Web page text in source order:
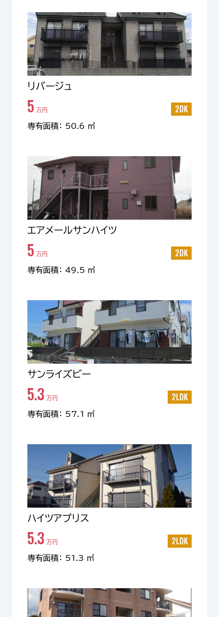
リバージュ
5 万円 2DK
専有面積： 50.6 ㎡
エアメールサンハイツ
5 万円 2DK
専有面積： 49.5 ㎡
サンライズビー
5.3 万円 2LDK
専有面積： 57.1 ㎡
ハイツアプリス
5.3 万円 2LDK
専有面積： 51.3 ㎡